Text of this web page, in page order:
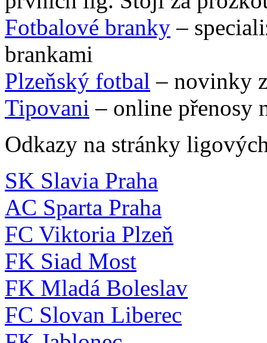
Fotbalové branky –
brankami
Plzeňský fotbal – novinky
Tipovani – online přenosy
Odkazy na stránky
SK Slavia Praha
AC Sparta Praha
FC Viktoria Plzeň
FK Siad Most
FK Mladá Boleslav
FC Slovan Liberec